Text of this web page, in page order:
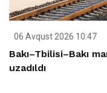
06 Avqust 2026 10:47
Bakı–Tbilisi–Bakı
uzadıldı